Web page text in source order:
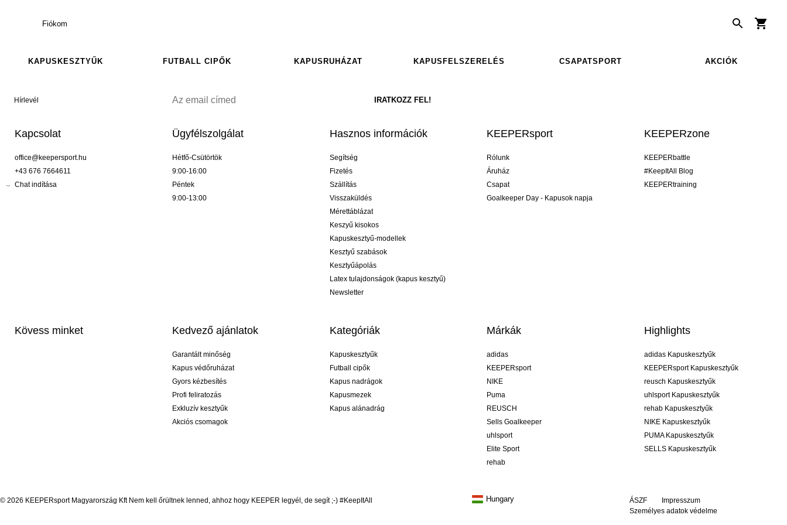
Fiókom
KAPUSKESZTYŰK FUTBALL CIPŐK KAPUSRUHÁZAT KAPUSFELSZERELÉS CSAPATSPORT AKCIÓK
Hírlevél
Kapcsolat
office@keepersport.hu
+43 676 7664611
Chat indítása
Ügyfélszolgálat
Hétfő-Csütörtök
9:00-16:00
Péntek
9:00-13:00
Hasznos információk
Segítség
Fizetés
Szállítás
Visszaküldés
Mérettáblázat
Keszyű kisokos
Kapuskesztyű-modellek
Kesztyű szabások
Kesztyűápolás
Latex tulajdonságok (kapus kesztyű)
Newsletter
KEEPERsport
Rólunk
Áruház
Csapat
Goalkeeper Day - Kapusok napja
KEEPERzone
KEEPERbattle
#KeepItAll Blog
KEEPERtraining
Kövess minket Kedvező ajánlatok
Garantált minőség
Kapus védőruházat
Gyors kézbesítés
Profi feliratozás
Exkluzív kesztyűk
Akciós csomagok
Kategóriák
Kapuskesztyűk
Futball cipők
Kapus nadrágok
Kapusmezek
Kapus alánadrág
Márkák
adidas
KEEPERsport
NIKE
Puma
REUSCH
Sells Goalkeeper
uhlsport
Elite Sport
rehab
Highlights
adidas Kapuskesztyűk
KEEPERsport Kapuskesztyűk
reusch Kapuskesztyűk
uhlsport Kapuskesztyűk
rehab Kapuskesztyűk
NIKE Kapuskesztyűk
PUMA Kapuskesztyűk
SELLS Kapuskesztyűk
© 2026 KEEPERsport Magyarország Kft Nem kell őrültnek lenned, ahhoz hogy KEEPER legyél, de segít ;-) #KeepItAll ÁSZF
Impresszum
Személyes adatok védelme
Hungary